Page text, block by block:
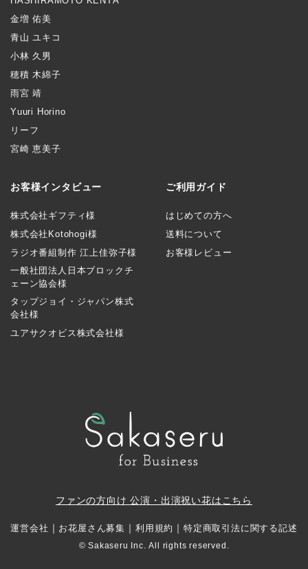
金増 佑美
青山 ユキコ
小林 久男
穂積 木綿子
雨宮 靖
Yuuri Horino
リーフ
宮崎 恵美子
お客様インタビュー
株式会社ギフティ様
株式会社Kotohogi様
ラジオ番組制作 江上佳弥子様
一般社団法人日本ブロックチ
ェーン協会様
タップジョイ・ジャパン株式
会社様
ユアサクオビス株式会社様
ご利用ガイド
はじめての方へ
送料について
お客様レビュー
ファンの方向け 公演・出演祝い花はこちら
運営会社 ｜ お花屋さん募集 ｜ 利用規約 ｜ 特定商取引法に関する記述
© Sakaseru Inc. All rights reserved.